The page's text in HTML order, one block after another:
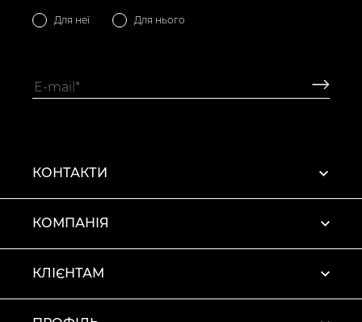
Для неї Для нього
КОНТАКТИ
КОМПАНІЯ
КЛІЄНТАМ